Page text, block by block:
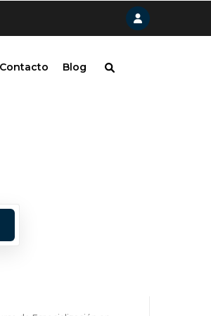
Contacto Blog